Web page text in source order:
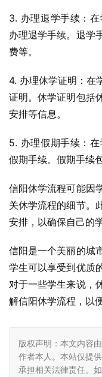
3. 办理退学手续：
办理退学手续。退学
费等。
4. 办理休学证明：在
证明。休学证明包括
安排等信息。
5. 办理假期手续：
假期手续。假期手续
信阳休学流程可能因
关休学流程的细节。
安排，以确保自己的
信阳是一个美丽的城
学生可以享受到优质
对于一些学生来说，
解信阳休学流程，以
版权声明：本文内容
作者本人。本站仅提
承担相关法律责任。